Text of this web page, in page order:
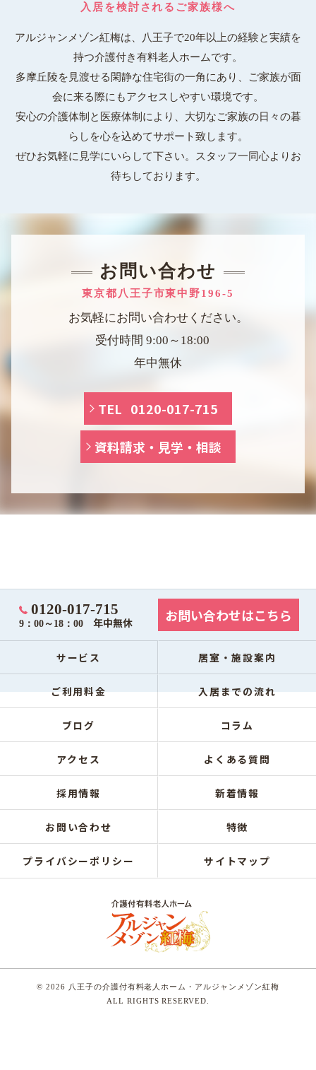
入居を検討されるご家族様へ
アルジャンメゾン紅梅は、八王子で20年以上の経験と実績を
持つ介護付き有料老人ホームです。
多摩丘陵を見渡せる閑静な住宅街の一角にあり、ご家族が面
会に来る際にもアクセスしやすい環境です。
安心の介護体制と医療体制により、大切なご家族の日々の暮
らしを心を込めてサポート致します。
ぜひお気軽に見学にいらして下さい。スタッフ一同心よりお
待ちしております。
東京都八王子市東中野196-5
お問い合わせ
お気軽にお問い合わせください。
受付時間 9:00～18:00
年中無休
TEL 0120-017-715
資料請求・見学・相談
0120-017-715
9：00～18：00 年中無休 お問い合わせはこちら
サービス 居室・施設案内
ご利用料金 入居までの流れ
ブログ コラム
アクセス よくある質問
採用情報 新着情報
お問い合わせ 特徴
プライバシーポリシー サイトマップ
© 2026 八王子の介護付有料老人ホーム・アルジャンメゾン紅梅
ALL RIGHTS RESERVED.